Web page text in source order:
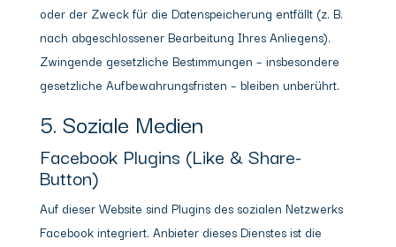
oder der Zweck für die Datenspeicherung entfällt (z. B.
nach abgeschlossener Bearbeitung Ihres Anliegens).
Zwingende gesetzliche Bestimmungen – insbesondere
gesetzliche Aufbewahrungsfristen – bleiben unberührt.
5. Soziale Medien
Facebook Plugins (Like & Share-
Button)
Auf dieser Website sind Plugins des sozialen Netzwerks
Facebook integriert. Anbieter dieses Dienstes ist die